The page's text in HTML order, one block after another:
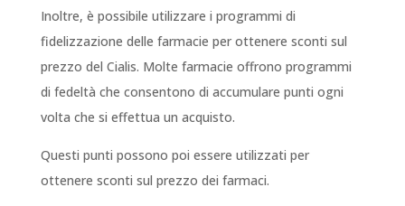
Inoltre, è possibile utilizzare i programmi di
fidelizzazione delle farmacie per ottenere sconti sul
prezzo del Cialis. Molte farmacie offrono programmi
di fedeltà che consentono di accumulare punti ogni
volta che si effettua un acquisto.
Questi punti possono poi essere utilizzati per
ottenere sconti sul prezzo dei farmaci.